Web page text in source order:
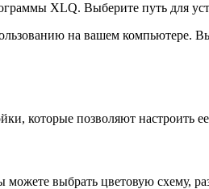
XLQ. Выберите путь для
на вашем компьютере.
которые позволяют настроить
выбрать цветовую схему,